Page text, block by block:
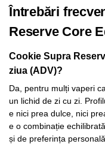
Întrebări
Reserve Core
Cookie Supra
ziua (ADV)?
Da, pentru mulți vaperi
un lichid de zi cu zi.
e nici prea dulce, nici
e o combinație
și de preferința